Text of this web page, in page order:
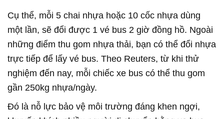
Cụ thể, mỗi 5 chai nhựa hoặc 10 cốc nhựa dùng
một lần, sẽ đổi được 1 vé bus 2 giờ đồng hồ. Ngoài
những điểm thu gom nhựa thải, bạn có thể đổi nhựa
trực tiếp để lấy vé bus. Theo Reuters, từ khi thử
nghiệm đến nay, mỗi chiếc xe bus có thể thu gom
gần 250kg nhựa/ngày.
Đó là nỗ lực bảo vệ môi trường đáng khen ngợi,